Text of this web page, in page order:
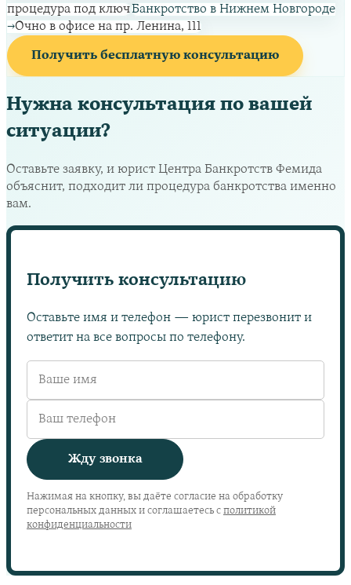
процедура под ключБанкротство в Нижнем Новгороде
→Очно в офисе на пр. Ленина, 111
Получить бесплатную консультацию
Нужна консультация по вашей
ситуации?
Оставьте заявку, и юрист Центра Банкротств Фемида
объяснит, подходит ли процедура банкротства именно
вам.
Получить консультацию
Оставьте имя и телефон — юрист перезвонит и
ответит на все вопросы по телефону.
Жду звонка
Нажимая на кнопку, вы даёте согласие на обработку
персональных данных и соглашаетесь с политикой
конфиденциальности